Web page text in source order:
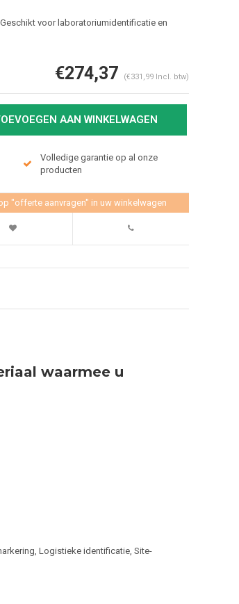
voor laboratoriumidentificatie en
€274,37 (€331,99 Incl. btw)
AAN WINKELWAGEN
Volledige garantie op al onze
producten
"offerte aanvragen" in uw winkelwagen
waarmee u
Logistieke identificatie, Site-